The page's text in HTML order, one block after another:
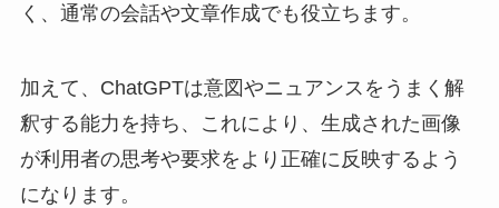
く、通常の会話や文章作成でも役立ちます。
加えて、ChatGPTは意図やニュアンスをうまく解
釈する能力を持ち、これにより、生成された画像
が利用者の思考や要求をより正確に反映するよう
になります。